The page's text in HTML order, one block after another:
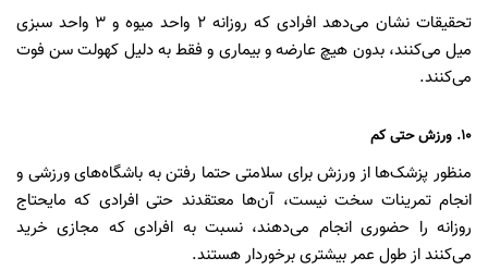
تحقیقات نشان می‌دهد افرادی که روزانه ۲ واحد میوه و ۳ واحد سبزی
میل می‌کنند، بدون هیچ عارضه و بیماری‌ و فقط به دلیل کهولت سن فوت
می‌کنند.
۱۰. ورزش حتی کم
منظور پزشک‌ها از ورزش برای سلامتی حتما رفتن به باشگاه‌های ورزشی و
انجام تمرینات سخت نیست، آن‌ها معتقدند حتی افرادی که مایحتاج
روزانه را حضوری انجام می‌دهند، نسبت به افرادی که مجازی خرید
می‌کنند از طول عمر بیشتری برخوردار هستند.